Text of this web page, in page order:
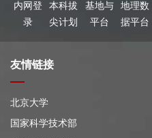
内网登
录
本科拔
尖计划
基地与
平台
地理数
据平台
友情链接
北京大学
国家科学技术部